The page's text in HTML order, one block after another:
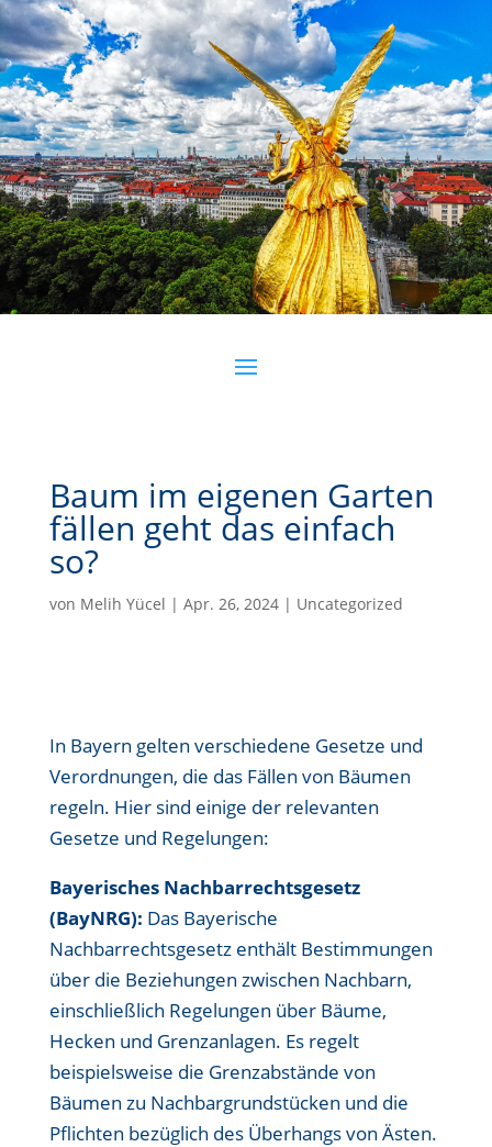
Baum im eigenen Garten
fällen geht das einfach
so?
von Melih Yücel | Apr. 26, 2024| Uncategorized
In Bayern gelten verschiedene Gesetze und
Verordnungen, die das Fällen von Bäumen
regeln. Hier sind einige der relevanten
Gesetze und Regelungen:
Bayerisches Nachbarrechtsgesetz
(BayNRG): Das Bayerische
Nachbarrechtsgesetz enthält Bestimmungen
über die Beziehungen zwischen Nachbarn,
einschließlich Regelungen über Bäume,
Hecken und Grenzanlagen. Es regelt
beispielsweise die Grenzabstände von
Bäumen zu Nachbargrundstücken und die
Pflichten bezüglich des Überhangs von Ästen.